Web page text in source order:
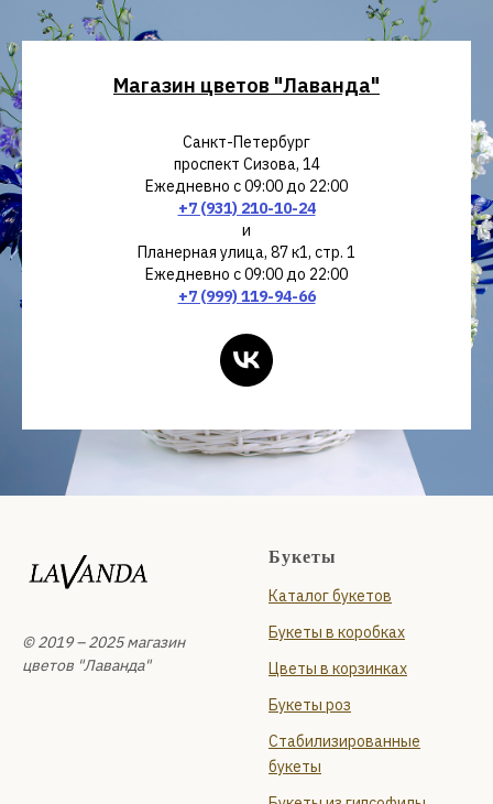
Магазин цветов "Лаванда"
Санкт-Петербург
проспект Сизова, 14
Ежедневно с 09:00 до 22:00
+7 (931) 210-10-24
и
Планерная улица, 87 к1, стр. 1
Ежедневно с 09:00 до 22:00
+7 (999) 119-94-66
© 2019 – 2025 магазин
цветов "Лаванда"
Букеты
Каталог букетов
Букеты в коробках
Цветы в корзинках
Букеты роз
Стабилизированные
букеты